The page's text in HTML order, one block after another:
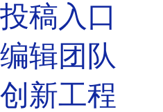
投稿入口
编辑团队
创新工程